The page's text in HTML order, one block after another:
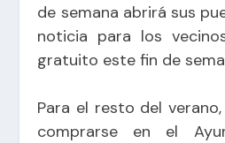
de semana abrirá sus
noticia para los
gratuito este fin de
Para el resto del
comprarse en el